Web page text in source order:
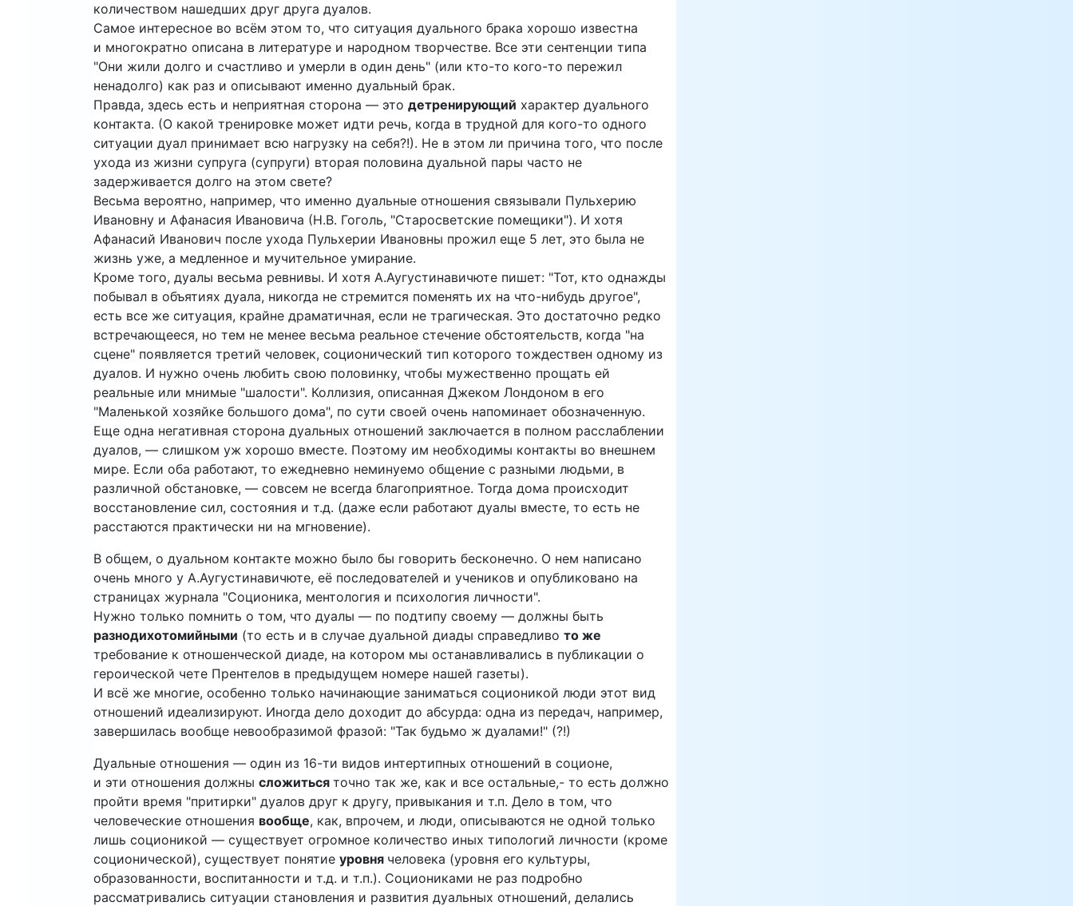
количеством нашедших друг друга дуалов.
Самое интересное во всём этом то, что ситуация дуального брака хорошо известна
и многократно описана в литературе и народном творчестве. Все эти сентенции типа
"Они жили долго и счастливо и умерли в один день" (или кто-то кого-то пережил
ненадолго) как раз и описывают именно дуальный брак.
Правда, здесь есть и неприятная сторона — это детренирующий характер дуального
контакта. (О какой тренировке может идти речь, когда в трудной для кого-то одного
ситуации дуал принимает всю нагрузку на себя?!). Не в этом ли причина того, что после
ухода из жизни супруга (супруги) вторая половина дуальной пары часто не
задерживается долго на этом свете?
Весьма вероятно, например, что именно дуальные отношения связывали Пульхерию
Ивановну и Афанасия Ивановича (Н.В. Гоголь, "Старосветские помещики"). И хотя
Афанасий Иванович после ухода Пульхерии Ивановны прожил еще 5 лет, это была не
жизнь уже, а медленное и мучительное умирание.
Кроме того, дуалы весьма ревнивы. И хотя А.Аугустинавичюте пишет: "Тот, кто однажды
побывал в объятиях дуала, никогда не стремится поменять их на что-нибудь другое",
есть все же ситуация, крайне драматичная, если не трагическая. Это достаточно редко
встречающееся, но тем не менее весьма реальное стечение обстоятельств, когда "на
сцене" появляется третий человек, соционический тип которого тождествен одному из
дуалов. И нужно очень любить свою половинку, чтобы мужественно прощать ей
реальные или мнимые "шалости". Коллизия, описанная Джеком Лондоном в его
"Маленькой хозяйке большого дома", по сути своей очень напоминает обозначенную.
Еще одна негативная сторона дуальных отношений заключается в полном расслаблении
дуалов, — слишком уж хорошо вместе. Поэтому им необходимы контакты во внешнем
мире. Если оба работают, то ежедневно неминуемо общение с разными людьми, в
различной обстановке, — совсем не всегда благоприятное. Тогда дома происходит
восстановление сил, состояния и т.д. (даже если работают дуалы вместе, то есть не
расстаются практически ни на мгновение).
В общем, о дуальном контакте можно было бы говорить бесконечно. О нем написано
очень много у А.Аугустинавичюте, её последователей и учеников и опубликовано на
страницах журнала "Соционика, ментология и психология личности".
Нужно только помнить о том, что дуалы — по подтипу своему — должны быть
разнодихотомийными (то есть и в случае дуальной диады справедливо то же
требование к отношенческой диаде, на котором мы останавливались в публикации о
героической чете Прентелов в предыдущем номере нашей газеты).
И всё же многие, особенно только начинающие заниматься соционикой люди этот вид
отношений идеализируют. Иногда дело доходит до абсурда: одна из передач, например,
завершилась вообще невообразимой фразой: "Так будьмо ж дуалами!" (?!)
Дуальные отношения — один из 16-ти видов интертипных отношений в соционе,
и эти отношения должны сложиться точно так же, как и все остальные,- то есть должно
пройти время "притирки" дуалов друг к другу, привыкания и т.п. Дело в том, что
человеческие отношения вообще, как, впрочем, и люди, описываются не одной только
лишь соционикой — существует огромное количество иных типологий личности (кроме
соционической), существует понятие уровня человека (уровня его культуры,
образованности, воспитанности и т.д. и т.п.). Социониками не раз подробно
рассматривались ситуации становления и развития дуальных отношений, делались